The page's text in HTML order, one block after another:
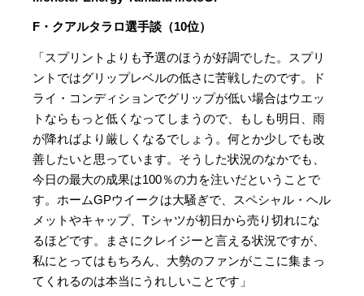
F・クアルタラロ選手談（10位）
「スプリントよりも予選のほうが好調でした。スプリ
ントではグリップレベルの低さに苦戦したのです。ド
ライ・コンディションでグリップが低い場合はウエッ
トならもっと低くなってしまうので、もしも明日、雨
が降ればより厳しくなるでしょう。何とか少しでも改
善したいと思っています。そうした状況のなかでも、
今日の最大の成果は100％の力を注いだということで
す。ホームGPウイークは大騒ぎで、スペシャル・ヘル
メットやキャップ、Tシャツが初日から売り切れにな
るほどです。まさにクレイジーと言える状況ですが、
私にとってはもちろん、大勢のファンがここに集まっ
てくれるのは本当にうれしいことです」